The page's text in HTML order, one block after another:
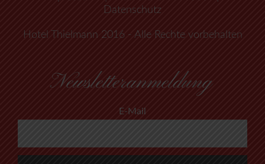
Datenschutz
Hotel Thielmann 2016 - Alle Rechte vorbehalten
Newsletteranmeldung
E-Mail